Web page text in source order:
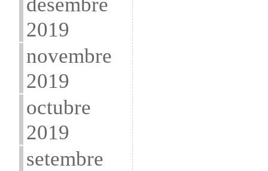
2019
novembre
2019
octubre
2019
setembre